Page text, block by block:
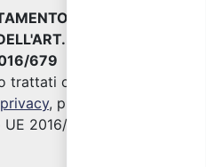
DEI DATI
13 DEL
679
trattati come indicato
privacy, predisposta ai
2016/679